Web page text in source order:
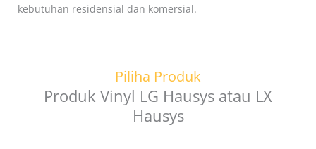
kebutuhan residensial dan komersial.
Piliha Produk
Produk Vinyl LG Hausys atau LX
Hausys